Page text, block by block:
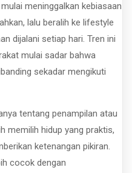
meninggalkan kebiasaan
lalu beralih ke lifestyle
dijalani setiap hari. Tren ini
mulai sadar bahwa
sekadar mengikuti
tentang penampilan atau
memilih hidup yang praktis,
ketenangan pikiran.
cocok dengan